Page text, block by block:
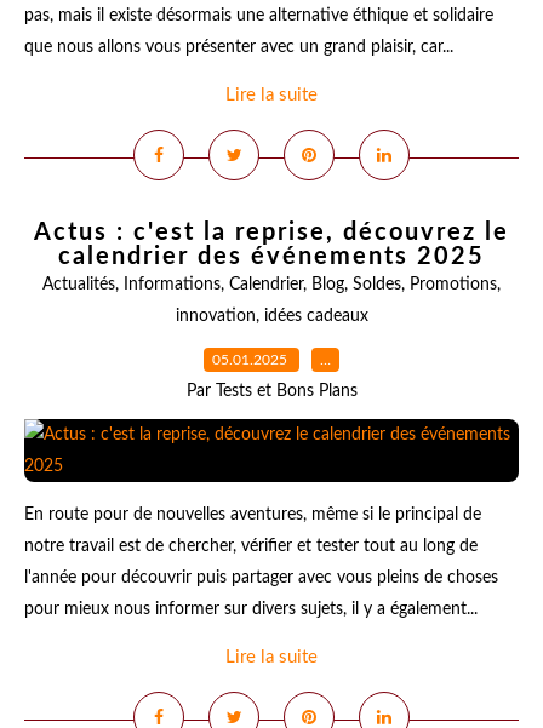
pas, mais il existe désormais une alternative éthique et solidaire
que nous allons vous présenter avec un grand plaisir, car...
Lire la suite
Actus : c'est la reprise, découvrez le
calendrier des événements 2025
Actualités, Informations, Calendrier, Blog, Soldes, Promotions,
innovation, idées cadeaux
05.01.2025 …
Par Tests et Bons Plans
En route pour de nouvelles aventures, même si le principal de
notre travail est de chercher, vérifier et tester tout au long de
l'année pour découvrir puis partager avec vous pleins de choses
pour mieux nous informer sur divers sujets, il y a également...
Lire la suite